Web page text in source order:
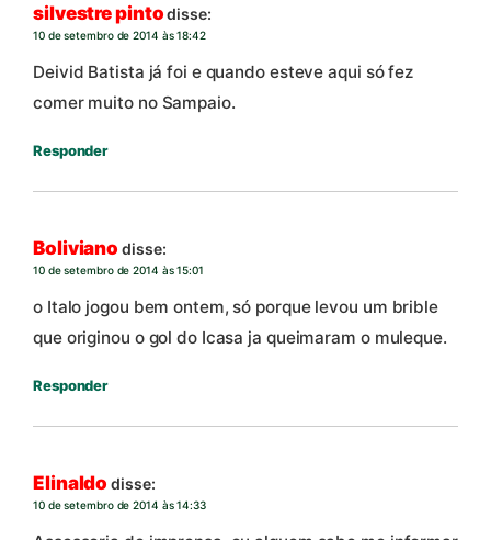
silvestre pinto disse:
10 de setembro de 2014 às 18:42
Deivid Batista já foi e quando esteve aqui só fez
comer muito no Sampaio.
Responder
Boliviano disse:
10 de setembro de 2014 às 15:01
o Italo jogou bem ontem, só porque levou um brible
que originou o gol do Icasa ja queimaram o muleque.
Responder
Elinaldo disse:
10 de setembro de 2014 às 14:33